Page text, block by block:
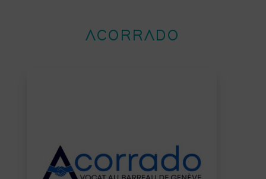
ACORRADO